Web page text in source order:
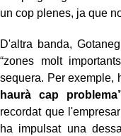
un cop plenes, ja que
D'altra banda,
“zones molt
sequera. Per exemple,
haurà cap
recordat que
ha impulsat una